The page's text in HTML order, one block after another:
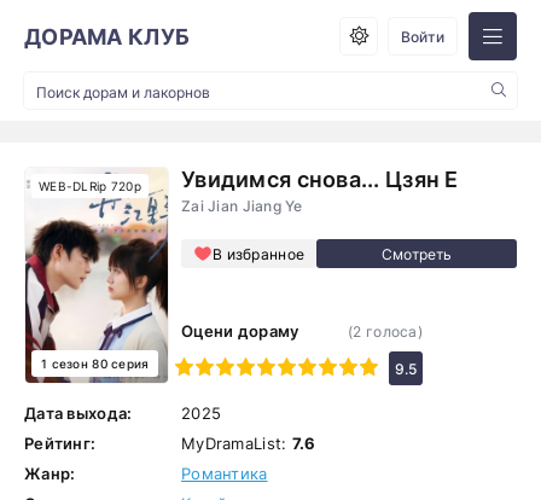
ДОРАМА КЛУБ Войти
Увидимся снова... Цзян Е
Zai Jian Jiang Ye
В избранное
WEB-DLRip 720p
1 сезон 80 серия
Оцени дораму
1
2 3 4 5 7 8 9 10
(2 голоса)
9.5
Дата выхода:
2025
Рейтинг:
MyDramaList: 7.6
Жанр:
Романтика